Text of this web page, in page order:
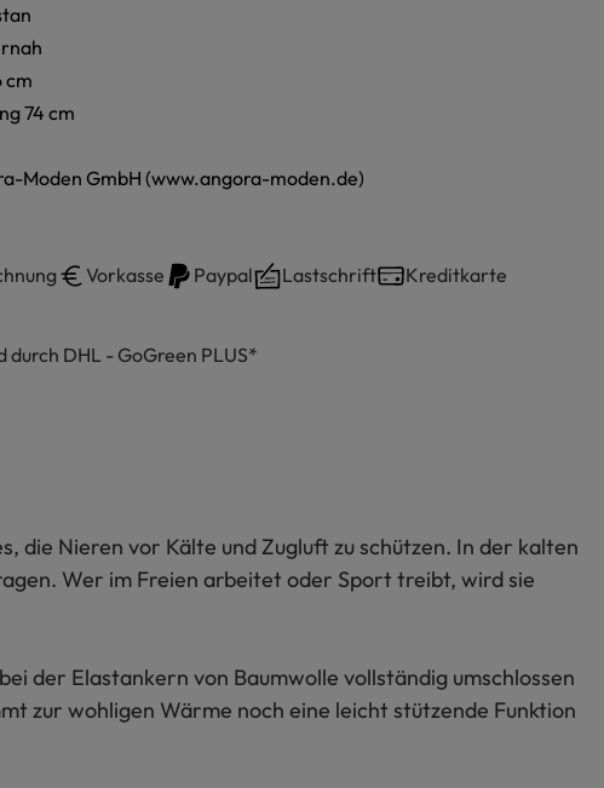
cm
74 cm
Moden GmbH (www.angora-moden.de)
Vorkasse Paypal Lastschrift Kreditkarte
durch DHL - GoGreen PLUS*
die Nieren vor Kälte und Zugluft zu schützen. In der kalten
Wer im Freien arbeitet oder Sport treibt, wird sie
der Elastankern von Baumwolle vollständig umschlossen
zur wohligen Wärme noch eine leicht stützende Funktion